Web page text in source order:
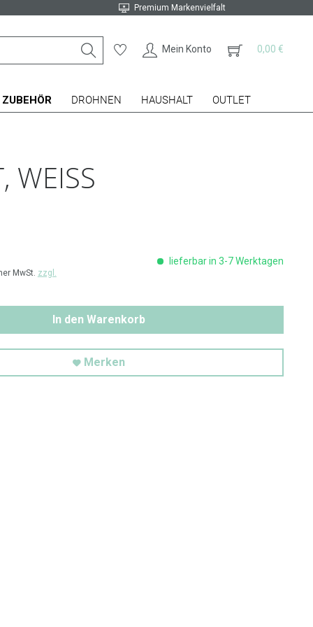
Premium Markenvielfalt
Mein Konto 0,00 €
ZUBEHÖR DROHNEN HAUSHALT OUTLET
WEISS
MwSt. zzgl.
lieferbar in 3-7 Werktagen
In den Warenkorb
Merken